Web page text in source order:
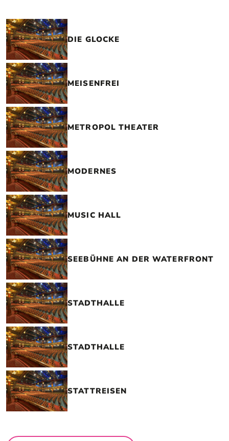
DIE GLOCKE
MEISENFREI
METROPOL THEATER
MODERNES
MUSIC HALL
SEEBÜHNE AN DER WATERFRONT
STADTHALLE
STADTHALLE
STATTREISEN